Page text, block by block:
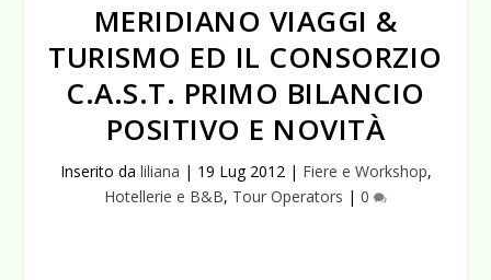
MERIDIANO VIAGGI &
TURISMO ED IL CONSORZIO
C.A.S.T. PRIMO BILANCIO
POSITIVO E NOVITÀ
Inserito da liliana | 19 Lug 2012| Fiere e Workshop,
Hotellerie e B&B, Tour Operators | 0